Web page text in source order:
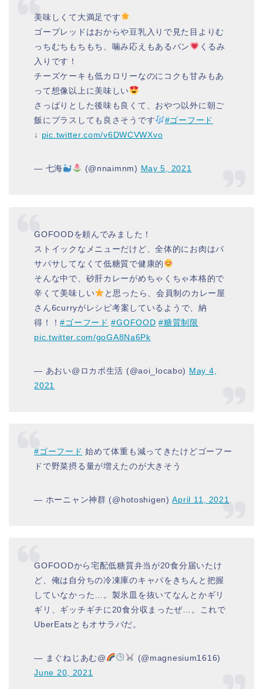
美味しくて大満足です
ゴーブレッドはおからや豆乳入りで見た目よりむ
っちむちもちもち、噛み応えもあるパン
くるみ
入りです！
チーズケーキも低カロリーなのにコクも甘みもあ
って想像以上に美味しい
さっぱりとした後味も良くて、おやつ以外に朝ご
飯にプラスしても良さそうです
#ゴーフード
↓ pic.twitter.com/v6DWCVWXvo
— 七海 (@nnaimnm) May 5, 2021
GOFOODを頼んでみました！
ストイックなメニューだけど、全体的にお肉はパ
サパサしてなくて低糖質で健康的
そんな中で、砂肝カレーがめちゃくちゃ本格的で
辛くて美味しい
と思ったら、会員制のカレー屋
さん6curryがレシピ考案しているようで、納
得！！#ゴーフード #GOFOOD #糖質制限
pic.twitter.com/goGA8Na6Pk
— あおい@ロカボ生活 (@aoi_locabo) May 4,
2021
#ゴーフード 始めて体重も減ってきたけどゴーフー
ドで野菜摂る量が増えたのが大きそう
— ホーニャン神群 (@hotoshigen)April 11, 2021
GOFOODから宅配低糖質弁当が20食分届いたけ
ど、俺は自分ちの冷凍庫のキャパをきちんと把握
していなかった…。製氷皿を抜いてなんとかギリ
ギリ、ギッチギチに20食分収まったぜ…。これで
UberEatsともオサラバだ。
— まぐねじあむ@
(@magnesium1616)
June 20, 2021